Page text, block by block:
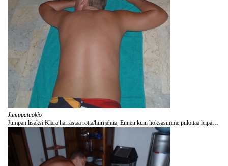
Jumppatuokio
Jumpan lisäksi Klara harrastaa rotta/hiirijahtia. Ennen kuin hoksasimme piilottaa leipämme ja hedelmämme kannelliseen muovirasiaan heräsimme usein yöllä rapinaan ja löysimme ruokamme puoliksi järsittyinä. Klaran ollessa sisällä näin ei kuitenkaan koskaan käynyt, sillä se piti pikkujyrsijät taatusti aisoissa: mikäli jyrsijät erehtyvät tulemaan keittiövierailulle, Klara ajaa ne erään lipaston taakse piiloon. Jyrsijöiden poistuttua Klara pysyy vielä hereillä ja valppaana ainakin puoli tuntia.